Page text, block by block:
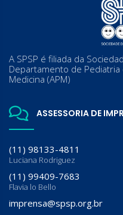
A SPSP é filiada da
Departamento de Pediatria
Medicina (APM)
ASSESSORIA DE
(11) 98133-4811
Luciana Rodriguez
(11) 99409-7683
Flavia lo Bello
imprensa@spsp.org.br